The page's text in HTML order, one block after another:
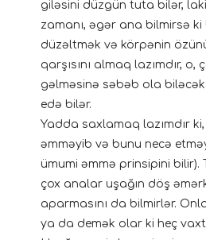
giləsini düzgün tuta bilər,
zamanı, əgər ana bilmirsə
düzəltmək və körpənin
qarşısını almaq lazımdır,
gəlməsinə səbəb ola
edə bilər.
Yadda saxlamaq lazımdır
əmməyib və bunu necə
ümumi əmmə prinsipini bilir).
çox analar uşağın döş
aparmasını da bilmirlər.
ya da demək olar ki heç